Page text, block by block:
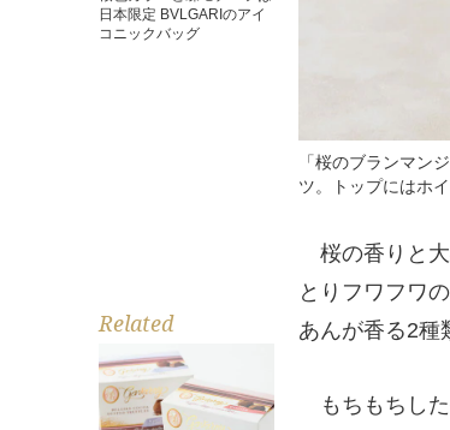
日本限定 BVLGARIのアイ
コニックバッグ
Related
「桜のブランマン
ツ。トップにはホ
桜の香りと大
とりフワフワ
あんが香る2種
もちもちした